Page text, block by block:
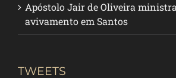
Apóstolo Jair de Oliveira
avivamento em Santos
TWEETS